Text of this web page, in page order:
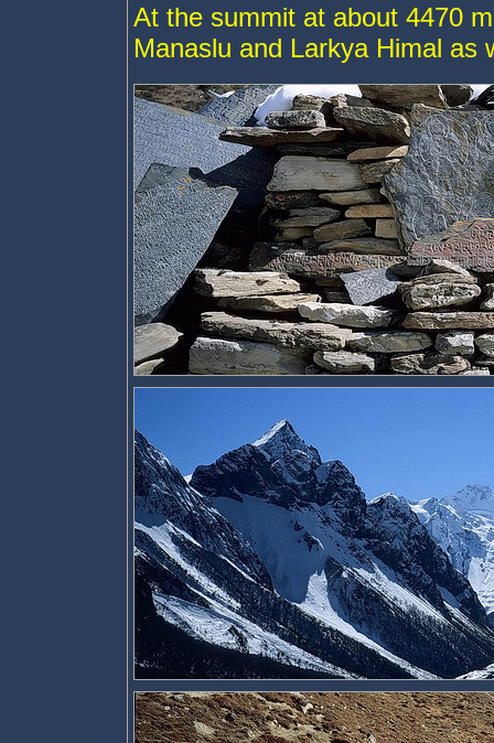
At the summit at about 4470
Manaslu and Larkya Himal as